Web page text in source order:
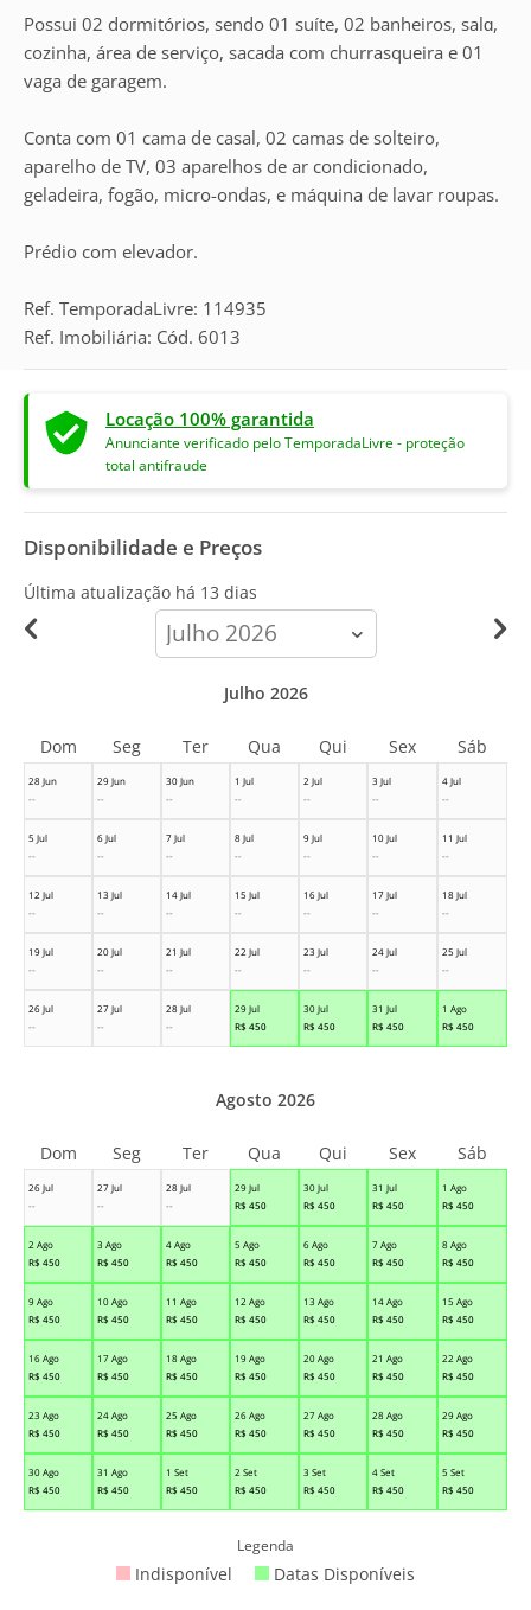
Possui 02 dormitórios, sendo 01 suíte, 02 banheiros, salɑ,
cozinha, área de serviço, sacada com churrasqueira e 01
vaga de garagem.
Conta com 01 cama de casal, 02 camas de solteiro,
aparelho de TV, 03 aparelhos de ar condicionado,
geladeira, fogão, micro-ondas, e máquina de lavar roupas.
Prédio com elevador.
Ref. TemporadaLivre: 114935
Ref. Imobiliária: Cód. 6013
Locação 100% garantida
Anunciante verificado pelo TemporadaLivre - proteção
total antifraude
Disponibilidade e Preços
Última atualização há 13 dias
calendar-
month
28 Jun
--
29 Jun
--
30 Jun
--
1 Jul
--
2 Jul
--
3 Jul
--
4 Jul
--
5 Jul
--
6 Jul
--
7 Jul
--
8 Jul
--
9 Jul
--
10 Jul
--
11 Jul
--
12 Jul
--
13 Jul
--
14 Jul
--
15 Jul
--
16 Jul
--
17 Jul
--
18 Jul
--
19 Jul
--
20 Jul
--
21 Jul
--
22 Jul
--
23 Jul
--
24 Jul
--
25 Jul
--
26 Jul
--
27 Jul
--
28 Jul
--
29 Jul
R$ 450
30 Jul
R$ 450
31 Jul
R$ 450
1 Ago
R$ 450
Julho 2026
Dom Seg Ter Qua Qui Sex Sáb
26 Jul
--
27 Jul
--
28 Jul
--
29 Jul
R$ 450
30 Jul
R$ 450
31 Jul
R$ 450
1 Ago
R$ 450
2 Ago
R$ 450
3 Ago
R$ 450
4 Ago
R$ 450
5 Ago
R$ 450
6 Ago
R$ 450
7 Ago
R$ 450
8 Ago
R$ 450
9 Ago
R$ 450
10 Ago
R$ 450
11 Ago
R$ 450
12 Ago
R$ 450
13 Ago
R$ 450
14 Ago
R$ 450
15 Ago
R$ 450
16 Ago
R$ 450
17 Ago
R$ 450
18 Ago
R$ 450
19 Ago
R$ 450
20 Ago
R$ 450
21 Ago
R$ 450
22 Ago
R$ 450
23 Ago
R$ 450
24 Ago
R$ 450
25 Ago
R$ 450
26 Ago
R$ 450
27 Ago
R$ 450
28 Ago
R$ 450
29 Ago
R$ 450
30 Ago
R$ 450
31 Ago
R$ 450
1 Set
R$ 450
2 Set
R$ 450
3 Set
R$ 450
4 Set
R$ 450
5 Set
R$ 450
Agosto 2026
Dom Seg Ter Qua Qui Sex Sáb
Legenda
Indisponível Datas Disponíveis